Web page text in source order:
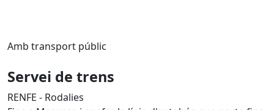
Amb transport públic
Servei de trens
RENFE - Rodalies